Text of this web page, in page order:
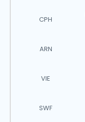
CPH
ARN
VIE
SWF